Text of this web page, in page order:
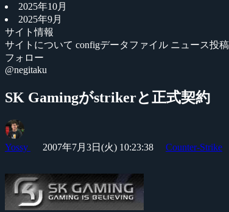
2025年10月
2025年9月
サイト情報
サイトについて configデータファイル ニュース投
フォロー
@negitaku
SK Gamingがstrikerと正式契約
Yossy 2007年7月3日(火) 10:23:38 Counter-Strike